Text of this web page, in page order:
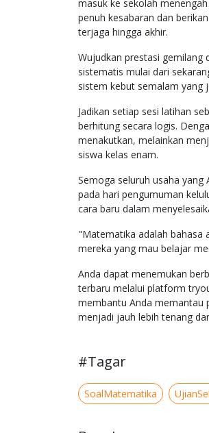
masuk ke sekolah
penuh kesabaran dan
terjaga hingga akhir.
Wujudkan prestasi gemilang
sistematis mulai dari
sistem kebut semalam yang
Jadikan setiap sesi latihan
berhitung secara logis.
menakutkan, melainkan
siswa kelas enam.
Semoga seluruh usaha
pada hari pengumuman
cara baru dalam
"Matematika adalah bahasa
mereka yang mau belajar
Anda dapat menemukan
terbaru melalui platform
membantu Anda memantau
menjadi jauh lebih tenang
#Tagar
SoalMatematika